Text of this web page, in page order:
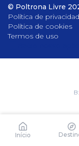
Início
© Poltrona Livre
Política de
Política de cookies
Termos de uso
B: